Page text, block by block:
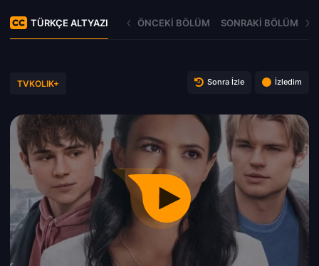
TÜRKÇE ALTYAZI ÖNCEKI BÖLÜM SONRAKI BÖLÜM
TVKOLIK+ Sonra İzle İzledim